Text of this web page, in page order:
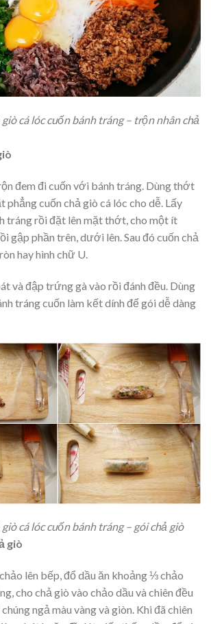
cá lóc cuốn bánh tráng – trộn nhân chả
đem đi cuốn với bánh tráng. Dùng thớt
phẳng cuốn chả giò cá lóc cho dễ. Lấy
tráng rồi đặt lên mặt thớt, cho một ít
gập phần trên, dưới lên. Sau đó cuốn chả
hay hình chữ U.
và đập trứng gà vào rồi đánh đều. Dùng
tráng cuốn làm kết dính để gói dễ dàng
cá lóc cuốn bánh tráng – gói chả giò
giò
lên bếp, đổ dầu ăn khoảng ⅓ chảo
cho chả giò vào chảo dầu và chiên đều
ngả màu vàng và giòn. Khi đã chiên